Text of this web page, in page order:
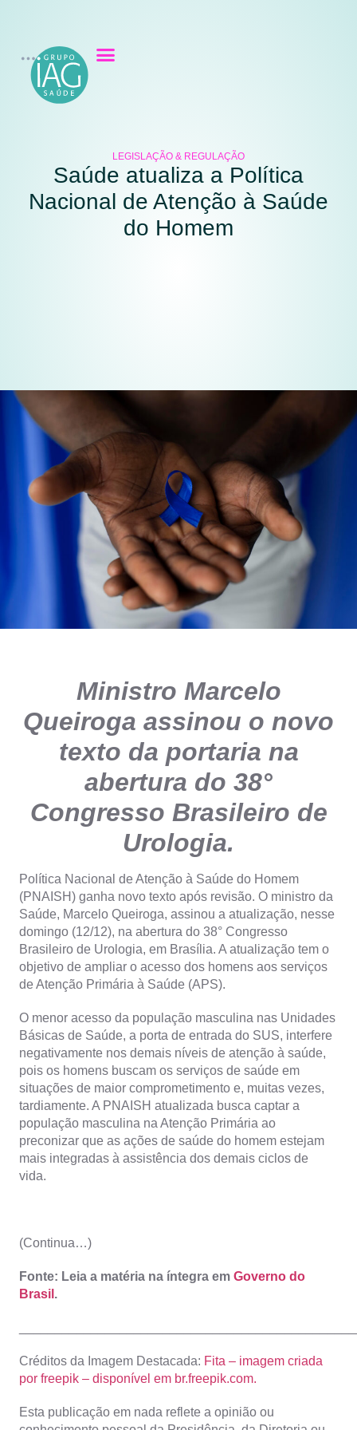
LEGISLAÇÃO & REGULAÇÃO
Saúde atualiza a Política
Nacional de Atenção à Saúde
do Homem
Ministro Marcelo
Queiroga assinou o novo
texto da portaria na
abertura do 38°
Congresso Brasileiro de
Urologia.
Política Nacional de Atenção à Saúde do Homem
(PNAISH) ganha novo texto após revisão. O ministro da
Saúde, Marcelo Queiroga, assinou a atualização, nesse
domingo (12/12), na abertura do 38° Congresso
Brasileiro de Urologia, em Brasília. A atualização tem o
objetivo de ampliar o acesso dos homens aos serviços
de Atenção Primária à Saúde (APS).
O menor acesso da população masculina nas Unidades
Básicas de Saúde, a porta de entrada do SUS, interfere
negativamente nos demais níveis de atenção à saúde,
pois os homens buscam os serviços de saúde em
situações de maior comprometimento e, muitas vezes,
tardiamente. A PNAISH atualizada busca captar a
população masculina na Atenção Primária ao
preconizar que as ações de saúde do homem estejam
mais integradas à assistência dos demais ciclos de
vida.
(Continua…)
Fonte: Leia a matéria na íntegra em Governo do
Brasil .
Créditos da Imagem Destacada: Fita – imagem criada
por freepik – disponível em br.freepik.com.
Esta publicação em nada reflete a opinião ou